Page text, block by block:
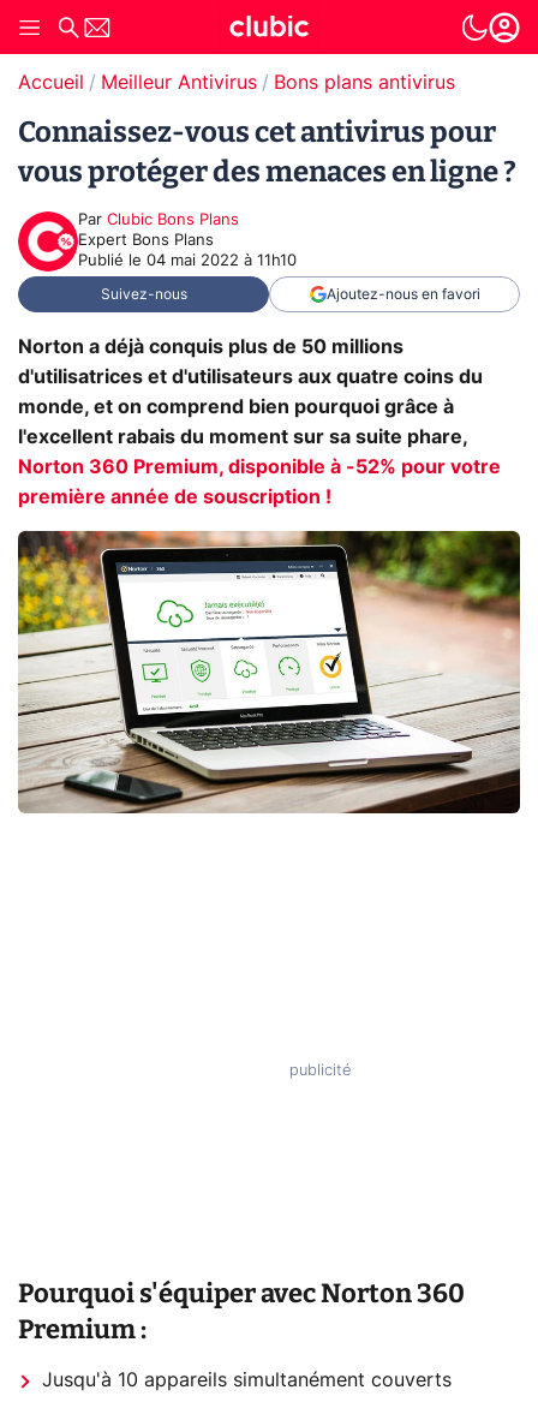
Accueil Meilleur Antivirus Bons plans antivirus
Connaissez-vous cet antivirus pour
vous protéger des menaces en ligne ?
Par Clubic Bons Plans
Expert Bons Plans
Publié le 04 mai 2022 à 11h10
Suivez-nous Ajoutez-nous en favori
Norton a déjà conquis plus de 50 millions
d'utilisatrices et d'utilisateurs aux quatre coins du
monde, et on comprend bien pourquoi grâce à
l'excellent rabais du moment sur sa suite phare,
Norton 360 Premium, disponible à -52% pour votre
première année de souscription !
Pourquoi s'équiper avec Norton 360
Premium :
Jusqu'à 10 appareils simultanément couverts